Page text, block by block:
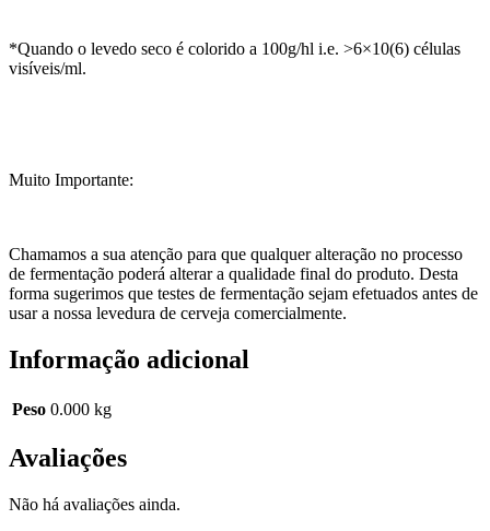
*Quando o levedo seco é colorido a 100g/hl i.e. >6×10(6) células
visíveis/ml.
Muito Importante:
Chamamos a sua atenção para que qualquer alteração no processo
de fermentação poderá alterar a qualidade final do produto. Desta
forma sugerimos que testes de fermentação sejam efetuados antes de
usar a nossa levedura de cerveja comercialmente.
Informação adicional
Peso 0.000 kg
Avaliações
Não há avaliações ainda.